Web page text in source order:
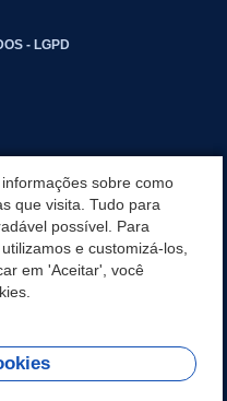
- LGPD
sobre como
que visita. Tudo para
possível. Para
e customizá-los,
em 'Aceitar', você